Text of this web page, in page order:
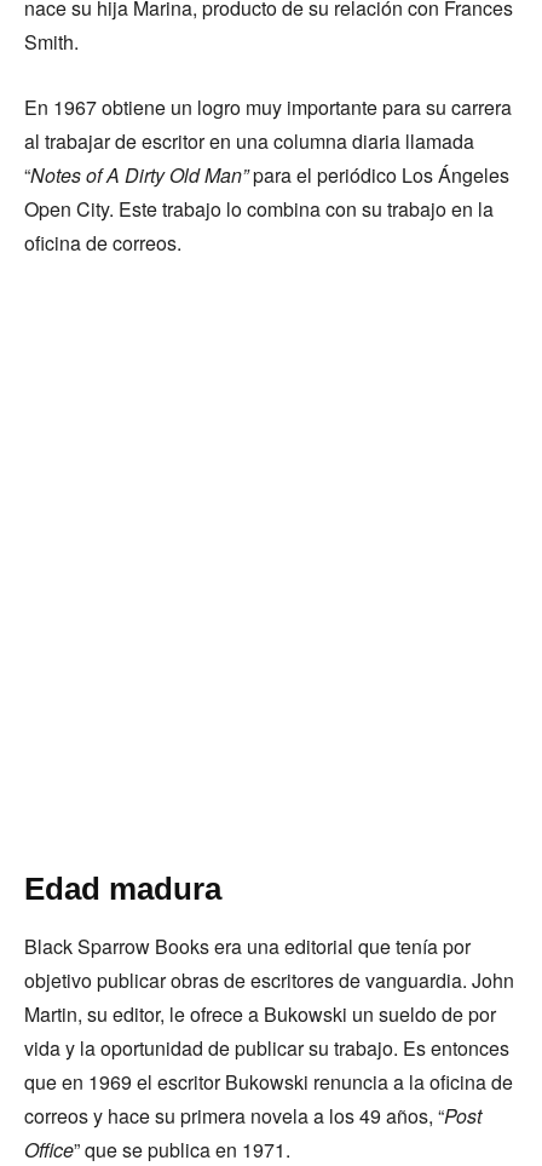
nace su hija Marina, producto de su relación con Frances
Smith.
En 1967 obtiene un logro muy importante para su carrera
al trabajar de escritor en una columna diaria llamada
“Notes of A Dirty Old Man”para el periódico Los Ángeles
Open City. Este trabajo lo combina con su trabajo en la
oficina de correos.
Edad madura
Black Sparrow Books era una editorial que tenía por
objetivo publicar obras de escritores de vanguardia. John
Martin, su editor, le ofrece a Bukowski un sueldo de por
vida y la oportunidad de publicar su trabajo. Es entonces
que en 1969 el escritor Bukowski renuncia a la oficina de
correos y hace su primera novela a los 49 años, “Post
Office” que se publica en 1971.